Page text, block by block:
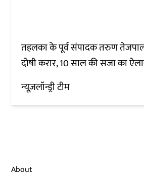
तहलका के पूर्व संपादक तरुण
दोषी करार, 10 साल की सजा का
न्यूज़लॉन्ड्री टीम
About